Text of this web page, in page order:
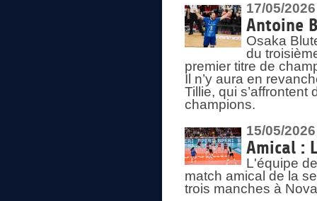
17/05/2026
Antoine
Osaka
du
premier titre de
Il n’y aura en
Tillie, qui
champions.
15/05/2026
Amical :
L'équipe
match amical de la
trois manches à